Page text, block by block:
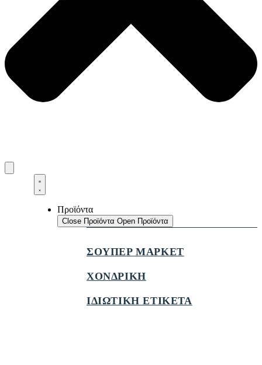
Προϊόντα
Close Προϊόντα Open Προϊόντα
ΣΟΥΠΕΡ ΜΑΡΚΕΤ
ΧΟΝΔΡΙΚΗ
ΙΔΙΩΤΙΚΗ ΕΤΙΚΕΤΑ